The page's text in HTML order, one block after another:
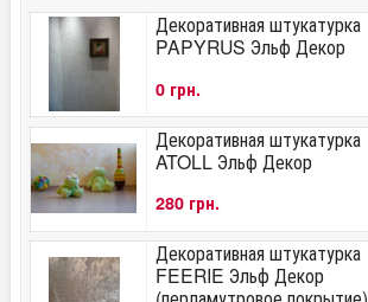
Декоративная штукатурка
PAPYRUS Эльф Декор
0 грн.
Декоративная штукатурка
ATOLL Эльф Декор
280 грн.
Декоративная штукатурка
FEERIE Эльф Декор